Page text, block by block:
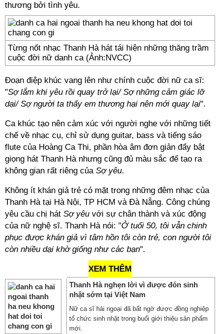
thương bởi tình yêu.
Từng nốt nhạc Thanh Hà hát tái hiện những thăng trầm
cuộc đời nữ danh ca (Ảnh:NVCC)
Đoạn điệp khúc vang lên như chính cuộc đời nữ ca sĩ:
"Sợ lắm khi yêu rồi quay trở lại/ Sợ những cảm giác lỡ
dại/ Sợ người ta thấy em thương hại nên mới quay lại".
Ca khúc tạo nên cảm xúc với người nghe với những tiết
chế về nhạc cụ, chỉ sử dụng guitar, bass và tiếng sáo
flute của Hoàng Ca Thi, phần hòa âm đơn giản đẩy bật
giọng hát Thanh Hà nhưng cũng đủ màu sắc để tạo ra
không gian rất riêng của Sợ yêu.
Không ít khán giả trẻ có mặt trong những đêm nhạc của
Thanh Hà tại Hà Nội, TP HCM và Đà Nẵng. Công chúng
yêu cầu chị hát Sợ yêu với sự chân thành và xúc động
của nữ nghệ sĩ. Thanh Hà nói: "Ở tuổi 50, tôi vẫn chinh
phục được khán giả vì tâm hồn tôi còn trẻ, con người tôi
còn nhiều dại khờ giống như các bạn".
XEM THÊM
Thanh Hà nghẹn lời vì được đón sinh
nhật sớm tại Việt Nam
Nữ ca sĩ hải ngoại đã bất ngờ được đồng nghiệp
tổ chức sinh nhật trong buổi giới thiệu sản phẩm
mới.